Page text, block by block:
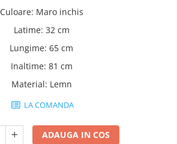
Culoare: Maro inchis
Latime: 32 cm
Lungime: 65 cm
Inaltime: 81 cm
Material: Lemn
LA COMANDA
ADAUGA IN COS